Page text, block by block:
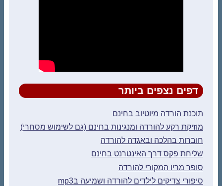
דפים נצפים ביותר
תוכנת הורדה מיוטיוב בחינם
מוזיקת רקע להורדה ומנגינות בחינם (גם לשימוש מסחרי)
חוברות בהלכה ובאגדה להורדה
שליחת פקס דרך האינטרנט בחינם
סופר מריו המקורי להורדה
סיפורי צדיקים לילדים להורדה ושמיעה בmp3